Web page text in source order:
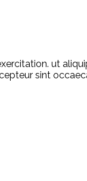
ut
sint